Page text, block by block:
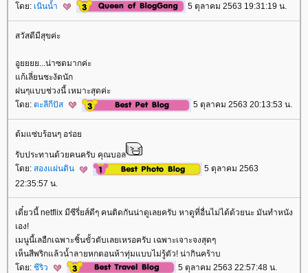
ดย: เนินน้ำ 5 ตุลาคม 2563 19:31:19 น.
สวัสดีมีสุขค่ะ
อูยยยย...น่าซดมากค่ะ
ก้เลี่ยนชะงัดนัก
ฝนๆแบบช่วงนี้ เหมาะสุดค่ะ
ดย: ตะลีกีปัส 5 ตุลาคม 2563 20:13:53 น.
ต้มแซ่บร้อนๆ อร่อ
รับประทานด้วยคนครับ คุณบอล
ดย: สองแผ่นดิน
5 ตุลาคม 2563
22:35:57 น.
เดี๋ยวนี้ netflix มีซีรี่ยส์ดีๆ คนติดกันน่าดูเลยครับ หาดูที่อื่นไม่ได้ด้วยนะ มันทำหนัง
เอง!
เมนูนี้เลอืกเฉพาะชิ้นขั้วตับเลยเหรอครับ เฉพาะเจาะจงสุดๆ
เห็นสีพริกแล้วน้ำลายหกตอนห้าทุ่มแบบไม่รู้ตัว! น่ากินคร้าบ
ดย: ชีริว 5 ตุลาคม 2563 22:57:48 น.